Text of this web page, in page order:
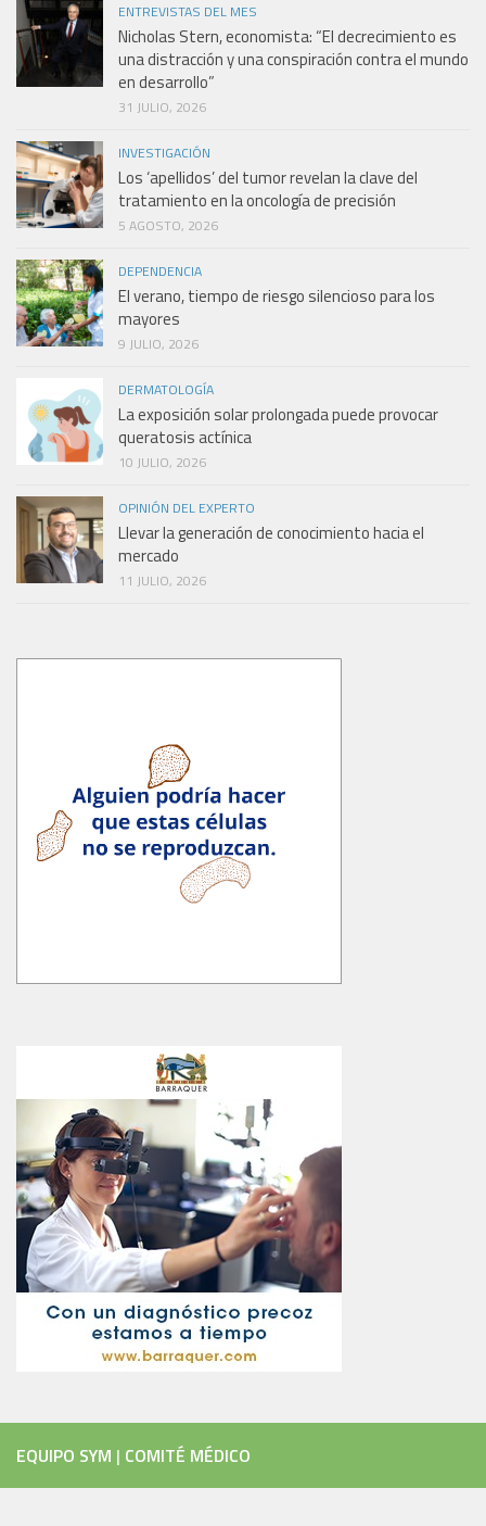
ENTREVISTAS DEL MES
Nicholas Stern, economista: “El decrecimiento es
una distracción y una conspiración contra el mundo
en desarrollo”
31 JULIO, 2026
INVESTIGACIÓN
Los ‘apellidos’ del tumor revelan la clave del
tratamiento en la oncología de precisión
5 AGOSTO, 2026
DEPENDENCIA
El verano, tiempo de riesgo silencioso para los
mayores
9 JULIO, 2026
DERMATOLOGÍA
La exposición solar prolongada puede provocar
queratosis actínica
10 JULIO, 2026
OPINIÓN DEL EXPERTO
Llevar la generación de conocimiento hacia el
mercado
11 JULIO, 2026
EQUIPO SYM | COMITÉ MÉDICO